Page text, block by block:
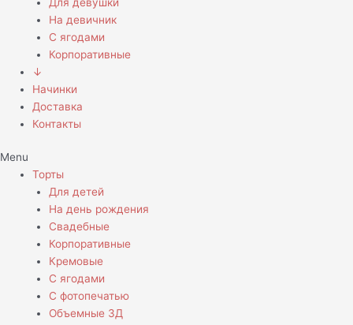
На девичник
С ягодами
Корпоративные
↓
Начинки
Доставка
Контакты
Menu
Торты
Для детей
На день рождения
Свадебные
Корпоративные
Кремовые
С ягодами
С фотопечатью
Объемные 3Д